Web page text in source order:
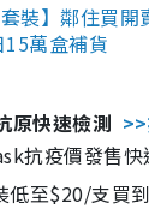
裝】鄰住買開
萬盒補貨
原快速檢測
抗疫價發售
至$20/支買